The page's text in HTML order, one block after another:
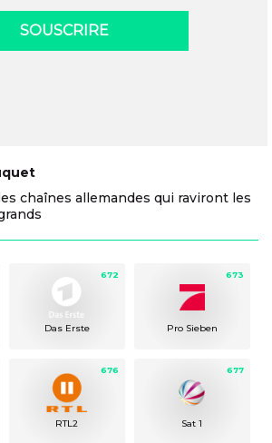
SOUSCRIRE
chaînes allemandes qui raviront les
672
Das Erste
673
Pro Sieben
676
RTL2
677
Sat 1